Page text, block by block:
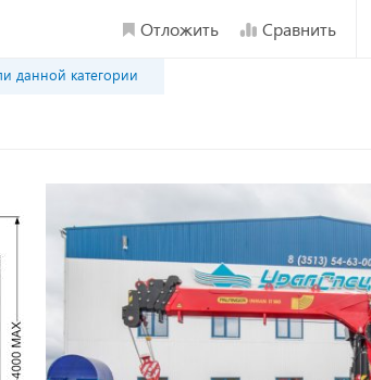
Отложить Сравнить
данной категории